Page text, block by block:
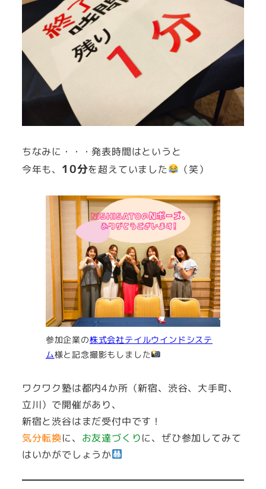
ちなみに・・・発表時間はというと
今年も、 10分を超えていました （笑）
参加企業の株式会社テイルウインドシステ
ム様と記念撮影もしました
ワクワク塾は都内4か所（新宿、渋谷、大手町、
立川）で開催があり、
新宿と渋谷はまだ受付中です！
気分転換に、 お友達づくりに、ぜひ参加してみて
はいかがでしょうか